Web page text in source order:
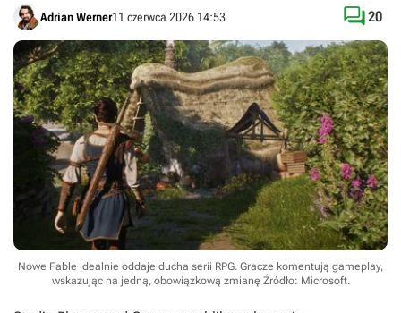
Adrian Werner11 czerwca 2026 14:53 20
Nowe Fable idealnie oddaje ducha serii RPG. Gracze komentują gameplay,
wskazując na jedną, obowiązkową zmianę Źródło: Microsoft.